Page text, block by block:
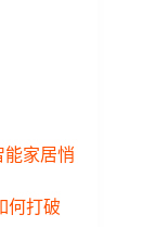
能家居悄
何打破